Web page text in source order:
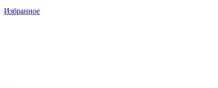
Избранное